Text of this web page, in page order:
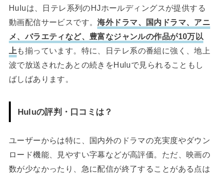
Huluは、日テレ系列のHJホールディングスが提供する
動画配信サービスです。海外ドラマ、国内ドラマ、アニ
メ、バラエティなど、豊富なジャンルの作品が10万以
上 も揃っています。特に、日テレ系の番組に強く、地上
波で放送されたあとの続きをHuluで見られることもし
ばしばあります。
Huluの評判・口コミは？
ユーザーからは特に、国内外のドラマの充実度やダウン
ロード機能、見やすい字幕などが高評価。ただ、映画の
数が少なかったり、急に配信が終了することがある点は